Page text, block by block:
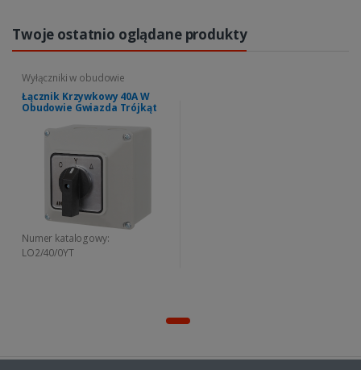
Twoje ostatnio oglądane produkty
Wyłączniki w obudowie
Łącznik Krzywkowy 40A W
Obudowie Gwiazda Trójkąt
Numer katalogowy:
LO2/40/0YT